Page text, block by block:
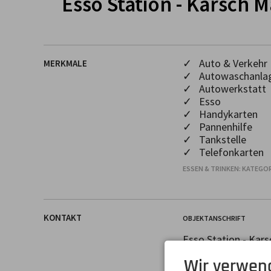
MERKMALE
✓ Auto & Verkehr
✓
✓ Autowerkstatt
✓ Esso
✓ Handykarten
✓ Pannenhilfe
✓ Tankstelle
✓ Telefonkarten
ESSEN & TRINKEN:
KONTAKT OBJEKTANSCHRIFT
Esso Station -
Sonthofener